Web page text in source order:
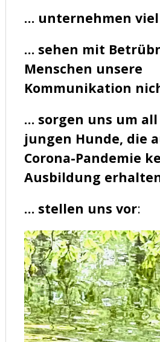
… unternehmen
… sehen mit
Menschen unsere
Kommunikation
… sorgen uns um
jungen Hunde, die
Corona-Pandemie
Ausbildung
… stellen uns vor: